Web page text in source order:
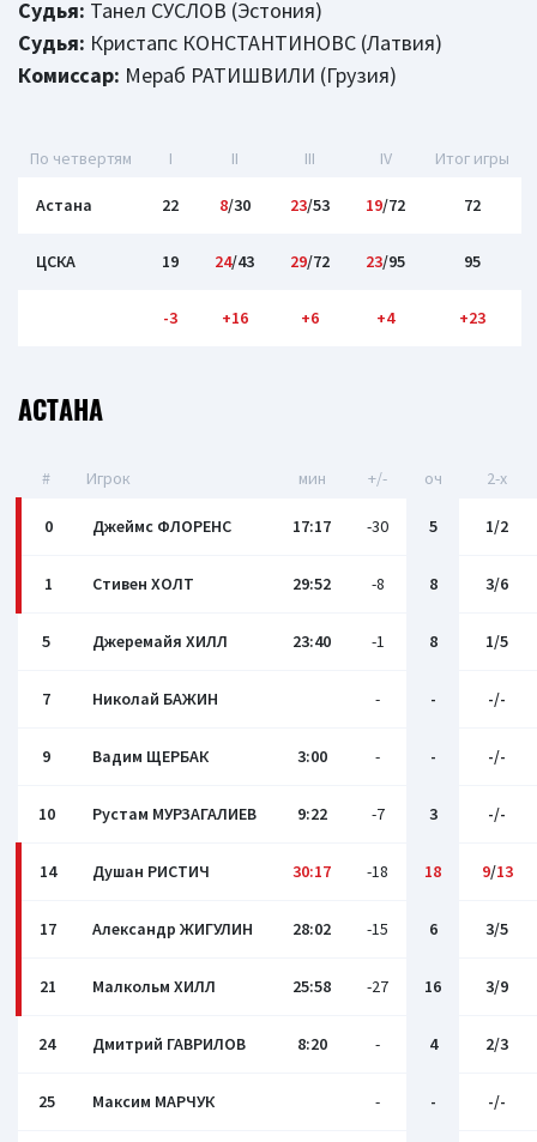
Судья: Танел СУСЛОВ (Эстония)
Судья: Кристапс КОНСТАНТИНОВС (Латвия)
Комиссар: Мераб РАТИШВИЛИ (Грузия)
По четвертям I II III IV Итог игры
Астана 22 8/30 23/53 19/72 72
ЦСКА 19 24/43 29/72 23/95 95
-3 +16 +6 +4 +23
АСТАНА
# Игрок мин +/- оч 2-x
0 Джеймс ФЛОРЕНС 17:17 -30 5 1/2
1 Стивен ХОЛТ 29:52 -8 8 3/6
5 Джеремайя ХИЛЛ 23:40 -1 8 1/5
7 Николай БАЖИН - - -/-
9 Вадим ЩЕРБАК 3:00 - - -/-
10 Рустам МУРЗАГАЛИЕВ 9:22 -7 3 -/-
14 Душан РИСТИЧ 30:17 -18 18 9/13
17 Александр ЖИГУЛИН 28:02 -15 6 3/5
21 Малкольм ХИЛЛ 25:58 -27 16 3/9
24 Дмитрий ГАВРИЛОВ 8:20 - 4 2/3
25 Максим МАРЧУК - - -/-